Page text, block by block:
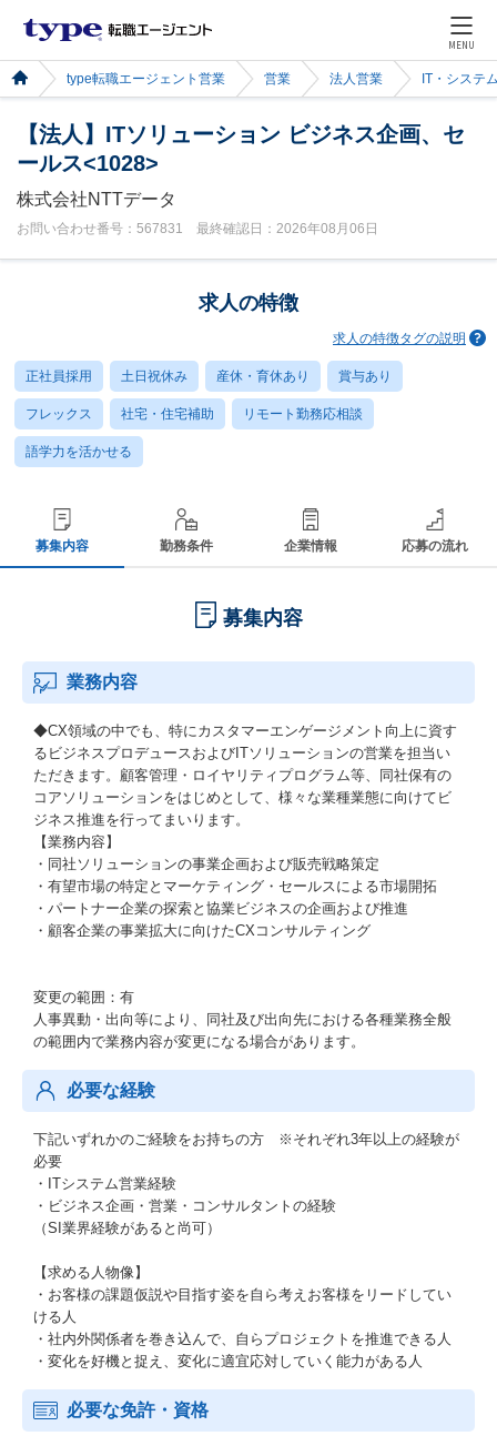
MENU
type転職エージェント営業 営業 法人営業 IT・システ
【法人】ITソリューション ビジネス企画、セ
ールス<1028>
株式会社NTTデータ
お問い合わせ番号：567831 最終確認日：2026年08月06日
求人の特徴
求人の特徴タグの説明
正社員採用 土日祝休み 産休・育休あり 賞与あり
フレックス 社宅・住宅補助 リモート勤務応相談
語学力を活かせる
募集内容 勤務条件 企業情報 応募の流れ
募集内容
業務内容
◆CX領域の中でも、特にカスタマーエンゲージメント向上に資す
るビジネスプロデュースおよびITソリューションの営業を担当い
ただきます。顧客管理・ロイヤリティプログラム等、同社保有の
コアソリューションをはじめとして、様々な業種業態に向けてビ
ジネス推進を行ってまいります。
【業務内容】
・同社ソリューションの事業企画および販売戦略策定
・有望市場の特定とマーケティング・セールスによる市場開拓
・パートナー企業の探索と協業ビジネスの企画および推進
・顧客企業の事業拡大に向けたCXコンサルティング
変更の範囲：有
人事異動・出向等により、同社及び出向先における各種業務全般
の範囲内で業務内容が変更になる場合があります。
必要な経験
下記いずれかのご経験をお持ちの方 ※それぞれ3年以上の経験が
必要
・ITシステム営業経験
・ビジネス企画・営業・コンサルタントの経験
（SI業界経験があると尚可）
【求める人物像】
・お客様の課題仮説や目指す姿を自ら考えお客様をリードしてい
ける人
・社内外関係者を巻き込んで、自らプロジェクトを推進できる人
・変化を好機と捉え、変化に適宜応対していく能力がある人
必要な免許・資格